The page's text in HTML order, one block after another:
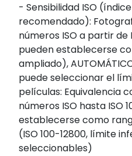
- Sensibilidad ISO
recomendado):
números ISO a partir de
pueden establecerse
ampliado),
puede seleccionar el
películas: Equivalencia
números ISO hasta ISO
establecerse como
(ISO 100-12800, límite
seleccionables)